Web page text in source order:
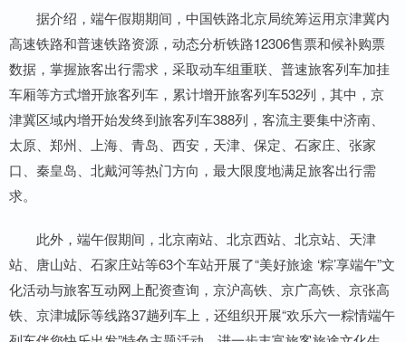
据介绍，端午假期期间，中国铁路北京局统筹运用京津冀内
高速铁路和普速铁路资源，动态分析铁路12306售票和候补购票
数据，掌握旅客出行需求，采取动车组重联、普速旅客列车加挂
车厢等方式增开旅客列车，累计增开旅客列车532列，其中，京
津冀区域内增开始发终到旅客列车388列，客流主要集中济南、
太原、郑州、上海、青岛、西安，天津、保定、石家庄、张家
口、秦皇岛、北戴河等热门方向，最大限度地满足旅客出行需
求。
此外，端午假期间，北京南站、北京西站、北京站、天津
站、唐山站、石家庄站等63个车站开展了“美好旅途 ‘粽’享端午”文
化活动与旅客互动网上配资查询，京沪高铁、京广高铁、京张高
铁、京津城际等线路37趟列车上，还组织开展“欢乐六一粽情端午